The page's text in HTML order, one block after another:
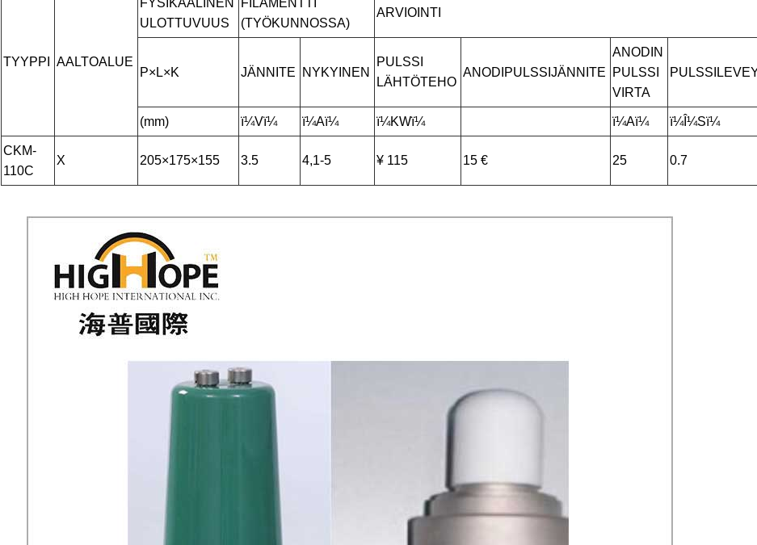
TYYPPI AALTOALUE
FYSIKAALINEN
ULOTTUVUUS
FILAMENTTI
(TYÖKUNNOSSA)
ARVIOINTI
P×L×K JÄNNITE NYKYINEN
PULSSI
LÄHTÖTEHO
ANODIPULSSIJÄNNITE
ANODIN
PULSSI
VIRTA
(mm) ï¼Vï¼ ï¼Aï¼ ï¼KWï¼ ï¼Aï¼ ï¼Î¼Sï¼
CKM-
110C
X 205×175×155 3.5 4,1-5 ¥ 115 15 € 25 0.7